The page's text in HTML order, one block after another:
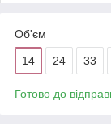
Об'єм
14 24 33
Готово до